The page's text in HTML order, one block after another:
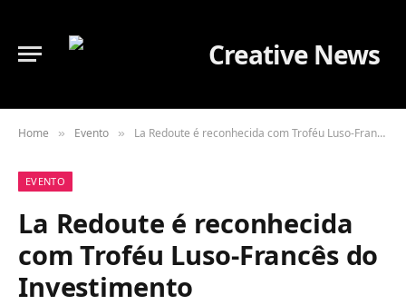
Home » Evento » La Redoute é reconhecida com Troféu Luso-Francês do Investimento
EVENTO
La Redoute é reconhecida
com Troféu Luso-Francês do
Investimento